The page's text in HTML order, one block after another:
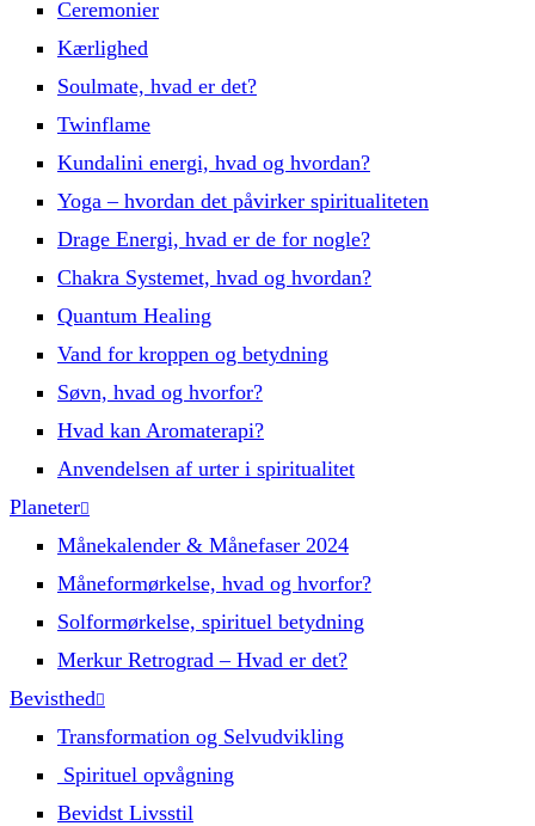
Ceremonier
Kærlighed
Soulmate, hvad er det?
Twinflame
Kundalini energi, hvad og hvordan?
Yoga – hvordan det påvirker spiritualiteten
Drage Energi, hvad er de for nogle?
Chakra Systemet, hvad og hvordan?
Quantum Healing
Vand for kroppen og betydning
Søvn, hvad og hvorfor?
Hvad kan Aromaterapi?
Anvendelsen af urter i spiritualitet
Planeter
Månekalender & Månefaser 2024
Måneformørkelse, hvad og hvorfor?
Solformørkelse, spirituel betydning
Merkur Retrograd – Hvad er det?
Bevisthed
Transformation og Selvudvikling
Spirituel opvågning
Bevidst Livsstil